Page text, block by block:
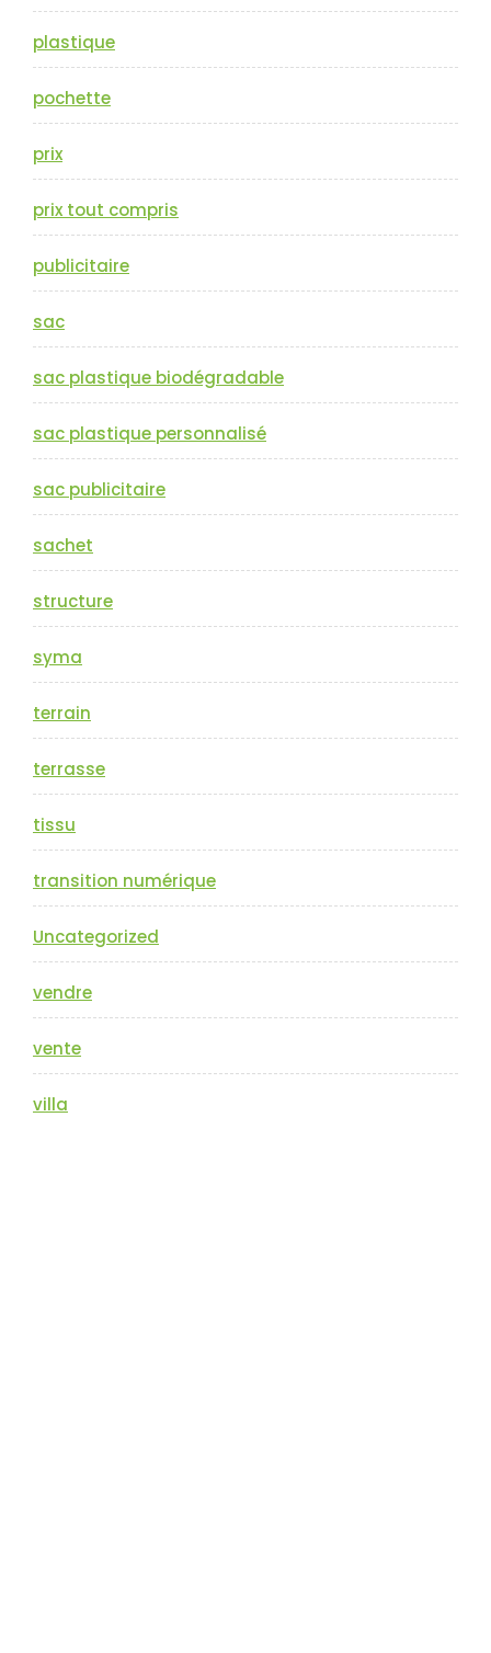
plastique
pochette
prix
prix tout compris
publicitaire
sac
sac plastique biodégradable
sac plastique personnalisé
sac publicitaire
sachet
structure
syma
terrain
terrasse
tissu
transition numérique
Uncategorized
vendre
vente
villa